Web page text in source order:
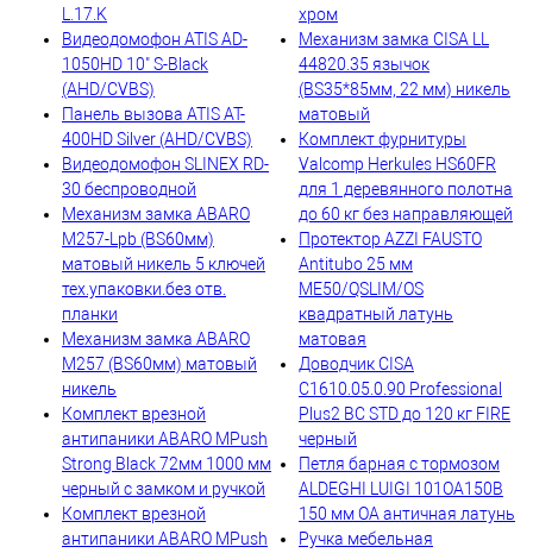
L.17.K
Видеодомофон ATIS AD-
1050HD 10" S-Black
(AHD/CVBS)
Панель вызова ATIS AT-
400HD Silver (AHD/CVBS)
Видеодомофон SLINEX RD-
30 беспроводной
Механизм замка ABARO
M257-Lpb (BS60мм)
матовый никель 5 ключей
тех.упаковки.без отв.
планки
Механизм замка ABARO
M257 (BS60мм) матовый
никель
Комплект врезной
антипаники ABARO МPush
Strong Black 72мм 1000 мм
черный с замком и ручкой
Комплект врезной
антипаники ABARO МPush
хром
Механизм замка CISA LL
44820.35 язычок
(BS35*85мм, 22 мм) никель
матовый
Комплект фурнитуры
Valcomp Herkules HS60FR
для 1 деревянного полотна
до 60 кг без направляющей
Протектор AZZI FAUSTO
Antitubo 25 мм
ME50/QSLIM/OS
квадратный латунь
матовая
Доводчик CISA
C1610.05.0.90 Professional
Plus2 BC STD до 120 кг FIRE
черный
Петля барная с тормозом
ALDEGHI LUIGI 101OA150B
150 мм OA античная латунь
Ручка мебельная